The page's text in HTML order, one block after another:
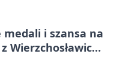
medali i szansa na
Wierzchosławic